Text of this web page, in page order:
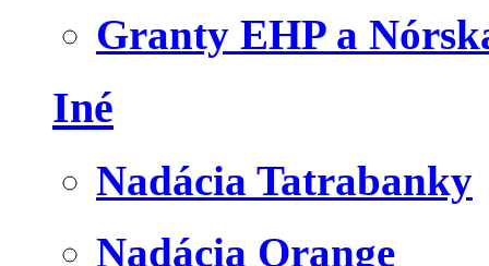
Granty EHP a
Iné
Nadácia Tatrabanky
Nadácia Orange